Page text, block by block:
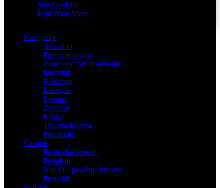
Sun Gardens
Esplanade View
Kategorije
Aktualno
Poslovni savjeti
Žene koje nas inspiriraju
Intervjui
Kolumne
Lifestyle
Ljepota
Zdravlje
Knjige
Tiskana izdanja
Promocije
Časopis
Prethodni brojevi
Pretplata
Naručite prijašnje brojeve
Press kit